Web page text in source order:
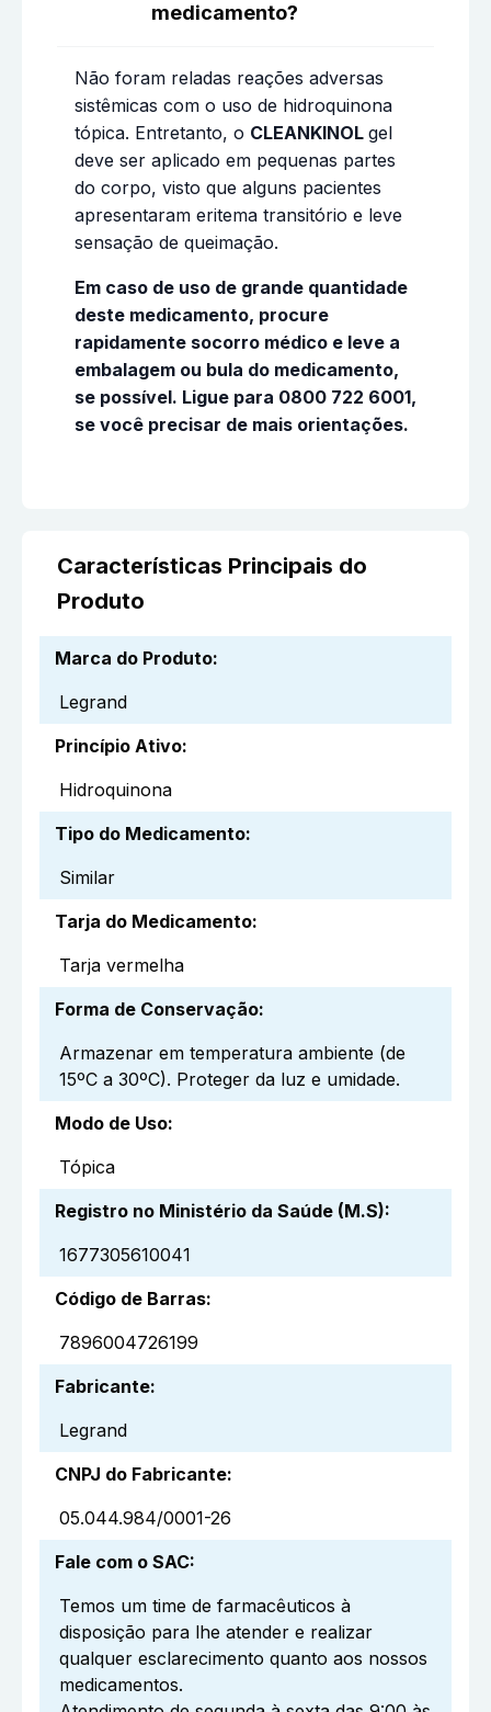
medicamento?
Não foram reladas reações adversas
sistêmicas com o uso de hidroquinona
tópica. Entretanto, o CLEANKINOL gel
deve ser aplicado em pequenas partes
do corpo, visto que alguns pacientes
apresentaram eritema transitório e leve
sensação de queimação.
Em caso de uso de grande quantidade
deste medicamento, procure
rapidamente socorro médico e leve a
embalagem ou bula do medicamento,
se possível. Ligue para 0800 722 6001,
se você precisar de mais orientações.
Características Principais do
Produto
Marca do Produto:
Legrand
Princípio Ativo:
Hidroquinona
Tipo do Medicamento:
Similar
Tarja do Medicamento:
Tarja vermelha
Forma de Conservação:
Armazenar em temperatura ambiente (de
15ºC a 30ºC). Proteger da luz e umidade.
Modo de Uso:
Tópica
Registro no Ministério da Saúde (M.S):
1677305610041
Código de Barras:
7896004726199
Fabricante:
Legrand
CNPJ do Fabricante:
05.044.984/0001-26
Fale com o SAC:
Temos um time de farmacêuticos à
disposição para lhe atender e realizar
qualquer esclarecimento quanto aos nossos
medicamentos.